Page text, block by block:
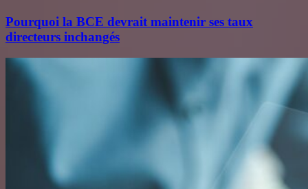
Pourquoi la BCE devrait maintenir ses taux
directeurs inchangés